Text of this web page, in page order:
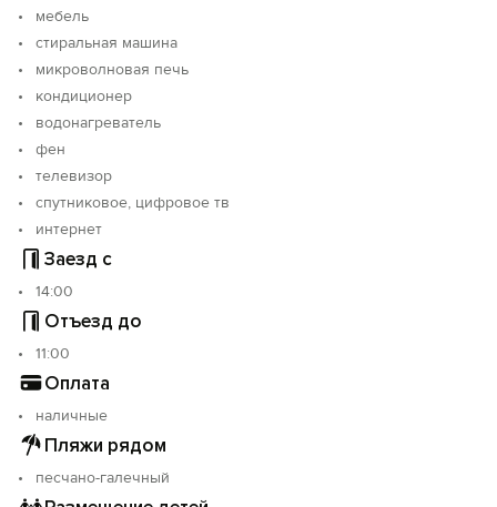
мебель
стиральная машина
микроволновая печь
кондиционер
водонагреватель
фен
телевизор
спутниковое, цифровое тв
интернет
Заезд с
14:00
Отъезд до
11:00
Оплата
наличные
Пляжи рядом
песчано-галечный